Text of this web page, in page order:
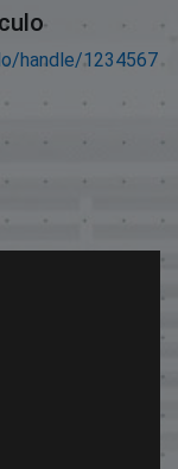
handle/1234567